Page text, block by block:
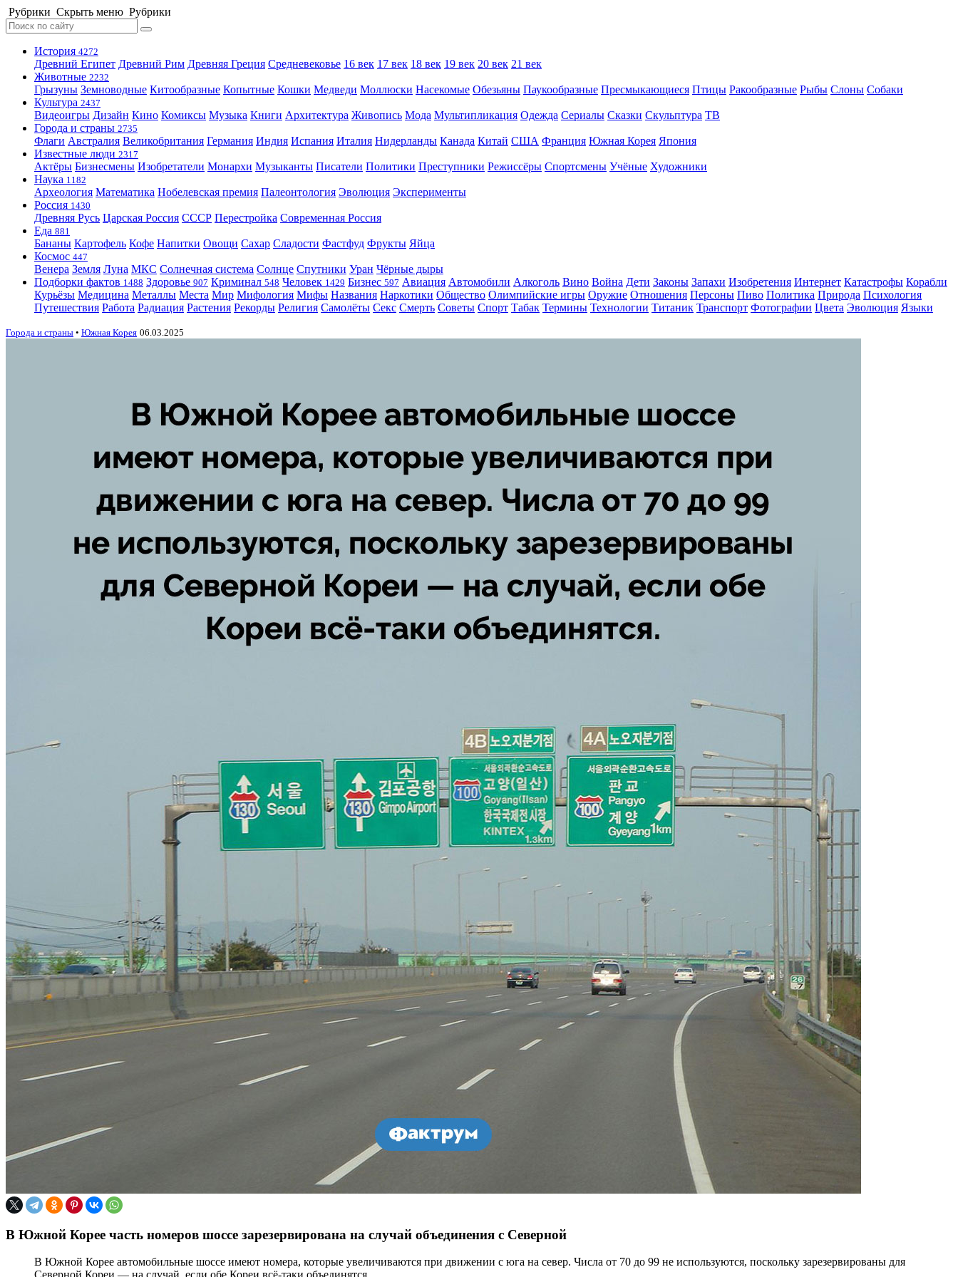
Рубрики Скрыть меню Рубрики
История 4272
Древний Египет Древний Рим Древняя Греция Средневековье 16 век 17 век 18 век 19 век 20 век 21 век
Животные 2232
Грызуны Земноводные Китообразные Копытные Кошки Медведи Моллюски Насекомые Обезьяны Паукообразные Пресмыкающиеся Птицы Ракообразные Рыбы Слоны Собаки
Культура 2437
Видеоигры Дизайн Кино Комиксы Музыка Книги Архитектура Живопись Мода Мультипликация Одежда Сериалы Сказки Скульптура ТВ
Города и страны 2735
Флаги Австралия Великобритания Германия Индия Испания Италия Нидерланды Канада Китай США Франция Южная Корея Япония
Известные люди 2317
Актёры Бизнесмены Изобретатели Монархи Музыканты Писатели Политики Преступники Режиссёры Спортсмены Учёные Художники
Наука 1182
Археология Математика Нобелевская премия Палеонтология Эволюция Эксперименты
Россия 1430
Древняя Русь Царская Россия СССР Перестройка Современная Россия
Еда 881
Бананы Картофель Кофе Напитки Овощи Сахар Сладости Фастфуд Фрукты Яйца
Космос 447
Венера Земля Луна МКС Солнечная система Солнце Спутники Уран Чёрные дыры
Подборки фактов 1488 Здоровье 907 Криминал 548 Человек 1429 Бизнес 597 Авиация Автомобили Алкоголь Вино Война Дети Законы Запахи Изобретения Интернет Катастрофы Корабли
Курьёзы Медицина Металлы Места Мир Мифология Мифы Названия Наркотики Общество Олимпийские игры Оружие Отношения Персоны Пиво Политика Природа Психология
Путешествия Работа Радиация Растения Рекорды Религия Самолёты Секс Смерть Советы Спорт Табак Термины Технологии Титаник Транспорт Фотографии Цвета Эволюция Языки
Города и страны • Южная Корея 06.03.2025
В Южной Корее часть номеров шоссе зарезервирована на случай объединения с Северной
В Южной Корее автомобильные шоссе имеют номера, которые увеличиваются при движении с юга на север. Числа от 70 до 99 не используются, поскольку зарезервированы для